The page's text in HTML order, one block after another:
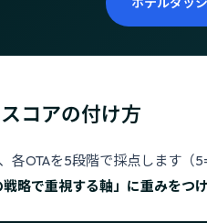
コアの付け方
各OTAを5段階で採点します（
戦略で重視する軸」に重みをつ